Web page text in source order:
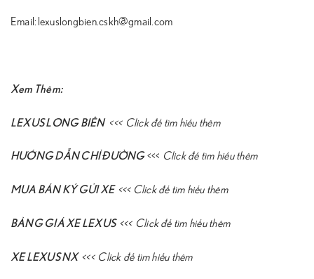
Email: lexuslongbien.cskh@gmail.com
Xem Thêm:
LEXUS LONG BIÊN <<< Click để tìm hiểu thêm
HƯỚNG DẪN CHỈ ĐƯỜNG<<< Click để tìm hiểu thêm
MUA BÁN KÝ GỬI XE <<< Click để tìm hiểu thêm
BẢNG GIÁ XE LEXUS <<< Click để tìm hiểu thêm
XE LEXUS NX <<< Click để tìm hiểu thêm